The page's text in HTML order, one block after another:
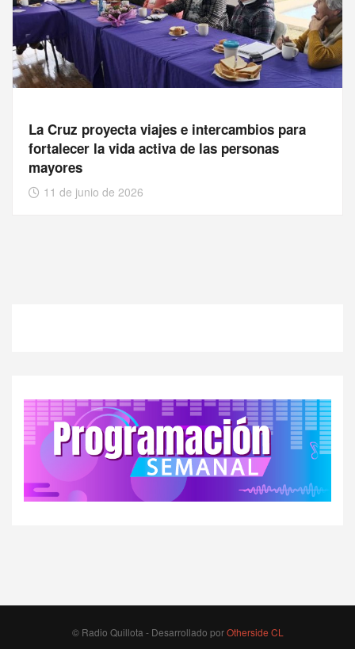
La Cruz proyecta viajes e intercambios para
fortalecer la vida activa de las personas
mayores
11 de junio de 2026
© Radio Quillota - Desarrollado porOtherside CL